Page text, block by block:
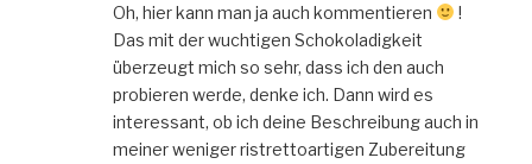
Oh, hier kann man ja auch kommentieren
!
Das mit der wuchtigen Schokoladigkeit
überzeugt mich so sehr, dass ich den auch
probieren werde, denke ich. Dann wird es
interessant, ob ich deine Beschreibung auch in
meiner weniger ristrettoartigen Zubereitung